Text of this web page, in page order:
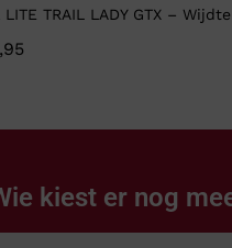
TRAIL LADY GTX –
kiest er nog